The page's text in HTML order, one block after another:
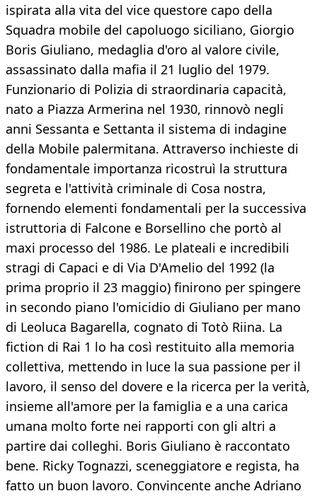
ispirata alla vita del vice questore capo della
Squadra mobile del capoluogo siciliano, Giorgio
Boris Giuliano, medaglia d'oro al valore civile,
assassinato dalla mafia il 21 luglio del 1979.
Funzionario di Polizia di straordinaria capacità,
nato a Piazza Armerina nel 1930, rinnovò negli
anni Sessanta e Settanta il sistema di indagine
della Mobile palermitana. Attraverso inchieste di
fondamentale importanza ricostruì la struttura
segreta e l'attività criminale di Cosa nostra,
fornendo elementi fondamentali per la successiva
istruttoria di Falcone e Borsellino che portò al
maxi processo del 1986. Le plateali e incredibili
stragi di Capaci e di Via D'Amelio del 1992 (la
prima proprio il 23 maggio) finirono per spingere
in secondo piano l'omicidio di Giuliano per mano
di Leoluca Bagarella, cognato di Totò Riina. La
fiction di Rai 1 lo ha così restituito alla memoria
collettiva, mettendo in luce la sua passione per il
lavoro, il senso del dovere e la ricerca per la verità,
insieme all'amore per la famiglia e a una carica
umana molto forte nei rapporti con gli altri a
partire dai colleghi. Boris Giuliano è raccontato
bene. Ricky Tognazzi, sceneggiatore e regista, ha
fatto un buon lavoro. Convincente anche Adriano